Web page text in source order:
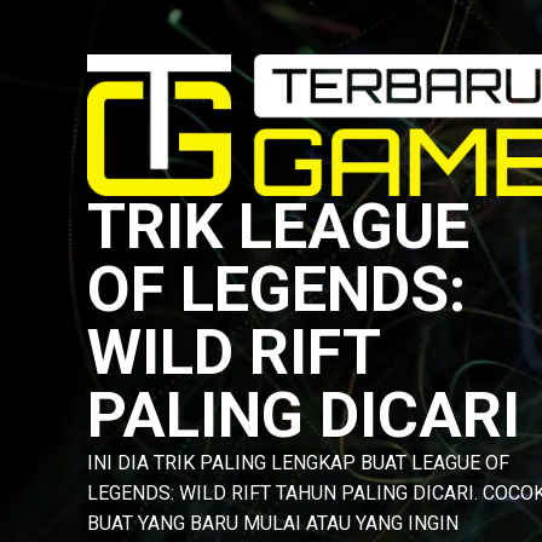
TRIK LEAGUE
OF LEGENDS:
WILD RIFT
PALING DICARI
INI DIA TRIK PALING LENGKAP BUAT LEAGUE OF
LEGENDS: WILD RIFT TAHUN PALING DICARI.
BUAT YANG BARU MULAI ATAU YANG INGIN